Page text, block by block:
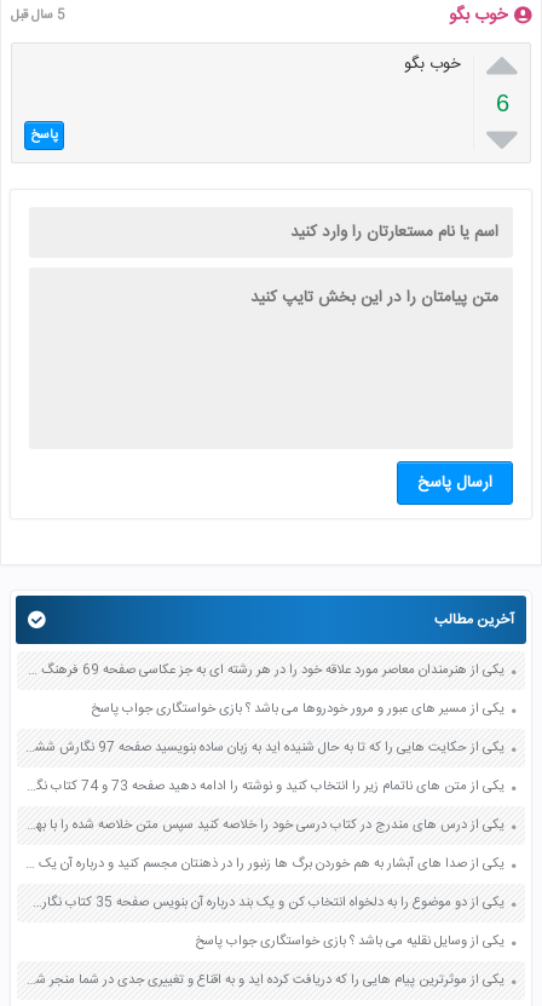
خوب بگو 5 سال قبل

6

خوب بگو
پاسخ
ارسال پاسخ
آخرین مطالب
یکی از هنرمندان معاصر مورد علاقه خود را در هر رشته ای به جز عکاسی صفحه 69 فرهنگ و هنر نهم
یکی از مسیر های عبور و مرور خودروها می باشد ؟ بازی خواستگاری جواب پاسخ
یکی از حکایت هایی را که تا به حال شنیده اید به زبان ساده بنویسید صفحه 97 نگارش ششم دبستان
یکی از متن های ناتمام زیر را انتخاب کنید و نوشته را ادامه دهید صفحه 73 و 74 کتاب نگارش فارسی پنجم دبستان
یکی از درس های مندرج در کتاب درسی خود را خلاصه کنید سپس متن خلاصه شده را با بهره گیری از روش های دسته بندی نمودار جدول نقشه مفهومی نشان دهید صفحه 118 نگارش یازدهم
یکی از صدا های آبشار به هم خوردن برگ ها زنبور را در ذهنتان مجسم کنید و درباره آن یک بند بنویسید صفحه 11 نگارش پنجم
یکی از دو موضوع را به دلخواه انتخاب کن و یک بند درباره آن بنویس صفحه 35 کتاب نگارش فارسی سوم
یکی از وسایل نقلیه می باشد ؟ بازی خواستگاری جواب پاسخ
یکی از موثرترین پیام هایی را که دریافت کرده اید و به اقناع و تغییری جدی در شما منجر شده است برسی کنید و علت این تاثیر گذاری قابل توجه را بنویسید صفحه 52 تفکر و سواد رسانه ای دهم